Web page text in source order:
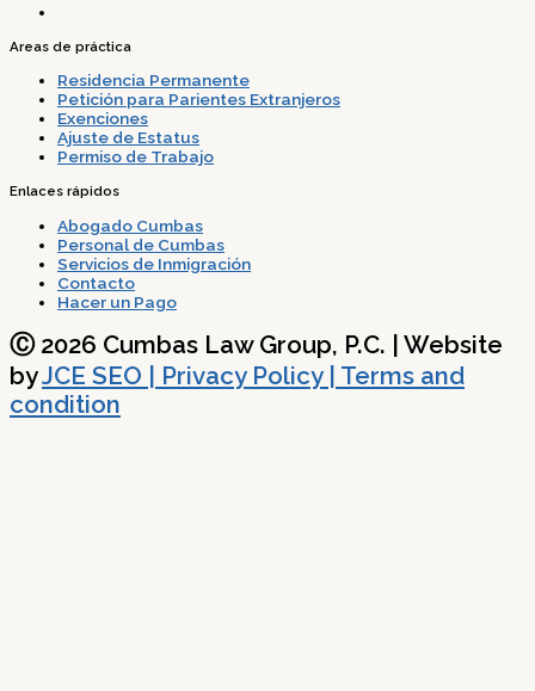
Areas de práctica
Residencia Permanente
Petición para Parientes Extranjeros
Exenciones
Ajuste de Estatus
Permiso de Trabajo
Enlaces rápidos
Abogado Cumbas
Personal de Cumbas
Servicios de Inmigración
Contacto
Hacer un Pago
Ⓒ 2026 Cumbas Law Group, P.C. | Website
byJCE SEO | Privacy Policy | Terms and
condition